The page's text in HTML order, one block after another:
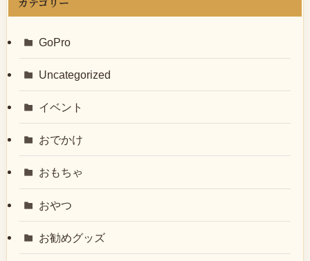
GoPro
Uncategorized
イベント
おでかけ
おもちゃ
おやつ
お勧めグッズ